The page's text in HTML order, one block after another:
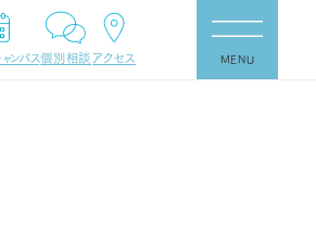
ンパス個別相談アクセス MENU